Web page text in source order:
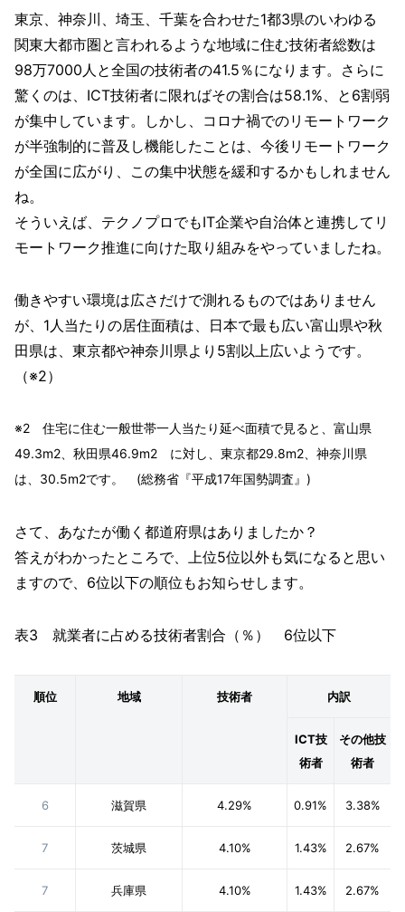
東京、神奈川、埼玉、千葉を合わせた1都3県のいわゆる
関東大都市圏と言われるような地域に住む技術者総数は
98万7000人と全国の技術者の41.5％になります。さらに
驚くのは、ICT技術者に限ればその割合は58.1%、と6割弱
が集中しています。しかし、コロナ禍でのリモートワーク
が半強制的に普及し機能したことは、今後リモートワーク
が全国に広がり、この集中状態を緩和するかもしれません
ね。
そういえば、テクノプロでもIT企業や自治体と連携してリ
モートワーク推進に向けた取り組みをやっていましたね。
働きやすい環境は広さだけで測れるものではありません
が、1人当たりの居住面積は、日本で最も広い富山県や秋
田県は、東京都や神奈川県より5割以上広いようです。
（※2）
※2 住宅に住む一般世帯一人当たり延べ面積で見ると、富山県
49.3m2、秋田県46.9m2 に対し、東京都29.8m2、神奈川県
は、30.5m2です。 (総務省『平成17年国勢調査』)
さて、あなたが働く都道府県はありましたか？
答えがわかったところで、上位5位以外も気になると思い
ますので、6位以下の順位もお知らせします。
表3 就業者に占める技術者割合（％） 6位以下
順位 地域 技術者 内訳
ICT技
術者
その他技
術者
6 滋賀県 4.29% 0.91% 3.38%
7 茨城県 4.10% 1.43% 2.67%
7 兵庫県 4.10% 1.43% 2.67%